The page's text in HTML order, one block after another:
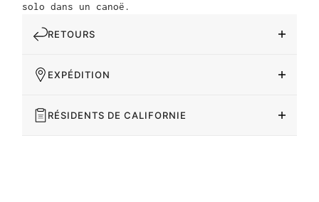
solo dans un canoë.
RETOURS
EXPÉDITION
RÉSIDENTS DE CALIFORNIE